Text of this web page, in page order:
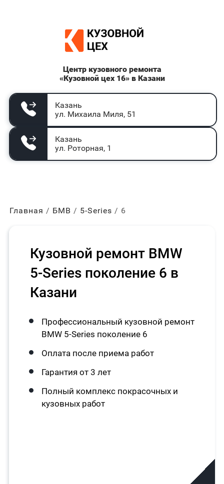
Центр кузовного ремонта
«Кузовной цех 16» в Казани
Казань
ул. Михаила Миля, 51
Казань
ул. Роторная, 1
Главная БМВ 5-Series 6
Кузовной ремонт BMW
5-Series поколение 6 в
Казани
Профессиональный кузовной ремонт
BMW 5-Series поколение 6
Оплата после приема работ
Гарантия от 3 лет
Полный комплекс покрасочных и
кузовных работ